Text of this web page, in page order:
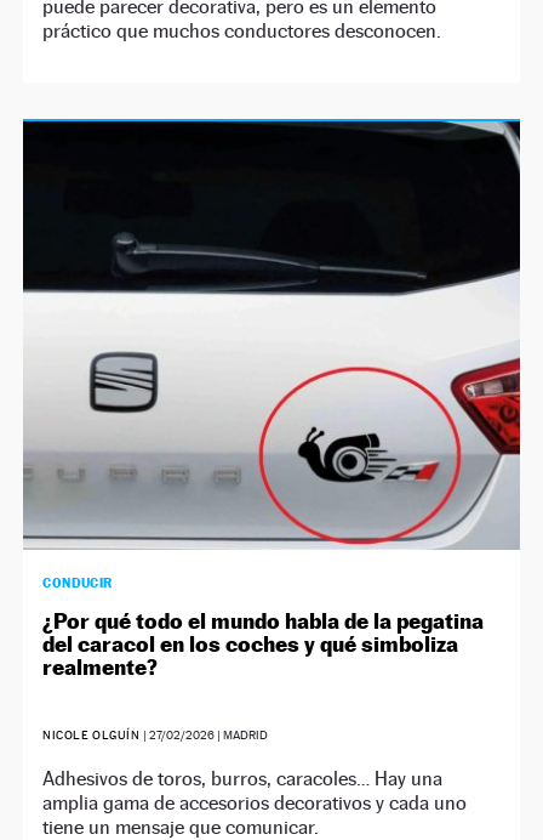
puede parecer decorativa, pero es un elemento
práctico que muchos conductores desconocen.
CONDUCIR
¿Por qué todo el mundo habla de la pegatina
del caracol en los coches y qué simboliza
realmente?
NICOLE OLGUÍN | 27/02/2026| MADRID
Adhesivos de toros, burros, caracoles… Hay una
amplia gama de accesorios decorativos y cada uno
tiene un mensaje que comunicar.